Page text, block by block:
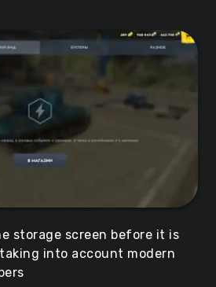
storage screen before it is
into account modern